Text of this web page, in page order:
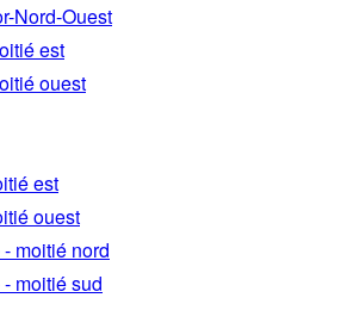
Nord-Ouest
est
ouest
est
ouest
moitié nord
moitié sud